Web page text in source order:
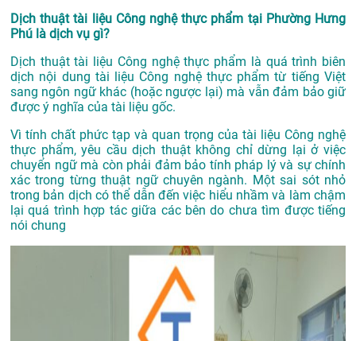
Dịch thuật tài liệu Công nghệ thực phẩm tại Phường Hưng
Phú là dịch vụ gì?
Dịch thuật tài liệu Công nghệ thực phẩm là quá trình biên
dịch nội dung tài liệu Công nghệ thực phẩm từ tiếng Việt
sang ngôn ngữ khác (hoặc ngược lại) mà vẫn đảm bảo giữ
được ý nghĩa của tài liệu gốc.
Vì tính chất phức tạp và quan trọng của tài liệu Công nghệ
thực phẩm, yêu cầu dịch thuật không chỉ dừng lại ở việc
chuyển ngữ mà còn phải đảm bảo tính pháp lý và sự chính
xác trong từng thuật ngữ chuyên ngành. Một sai sót nhỏ
trong bản dịch có thể dẫn đến việc hiểu nhầm và làm chậm
lại quá trình hợp tác giữa các bên do chưa tìm được tiếng
nói chung